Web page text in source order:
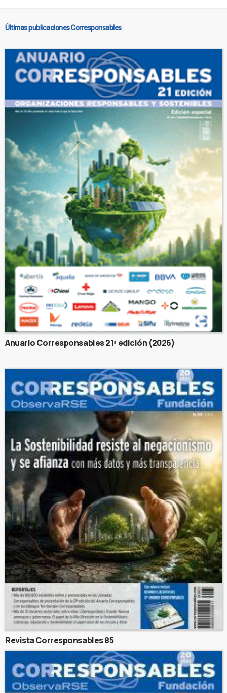
Últimas publicaciones Corresponsables
Anuario Corresponsables 21ª edición (2026)
Revista Corresponsables 85